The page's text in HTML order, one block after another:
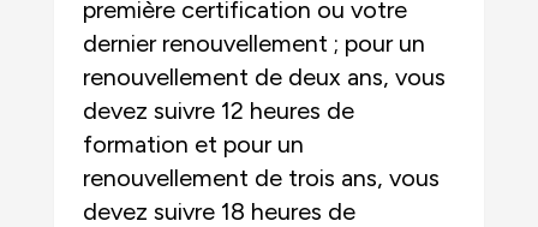
première certification ou votre
dernier renouvellement ; pour un
renouvellement de deux ans, vous
devez suivre 12 heures de
formation et pour un
renouvellement de trois ans, vous
devez suivre 18 heures de